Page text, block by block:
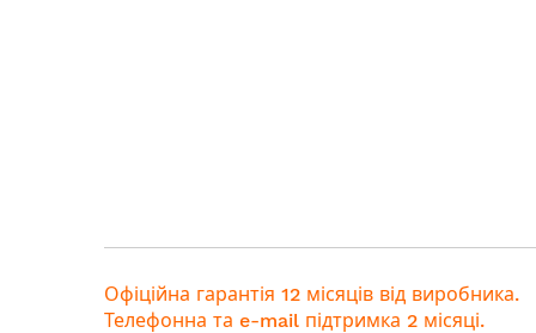
Офіційна гарантія 12 місяців від виробника.
Телефонна та e-mail підтримка 2 місяці.